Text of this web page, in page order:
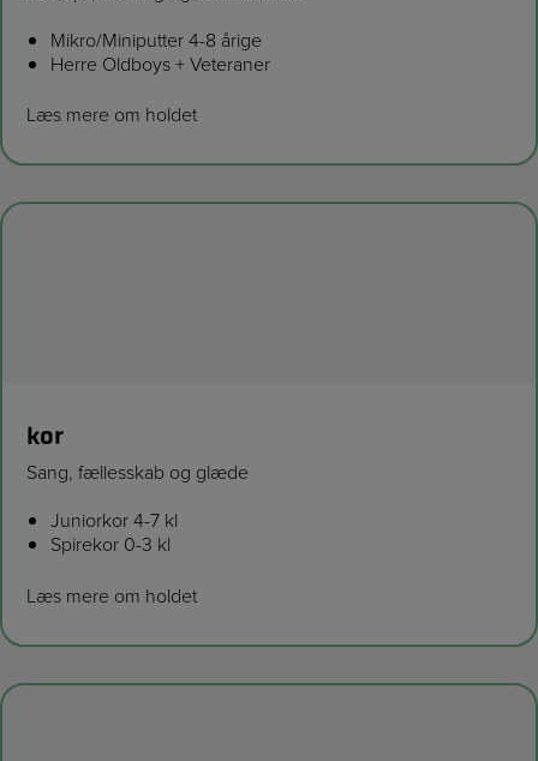
Mikro/Miniputter 4-8 årige
Herre Oldboys + Veteraner
Læs mere om holdet
kor
Sang, fællesskab og glæde
Juniorkor 4-7 kl
Spirekor 0-3 kl
Læs mere om holdet